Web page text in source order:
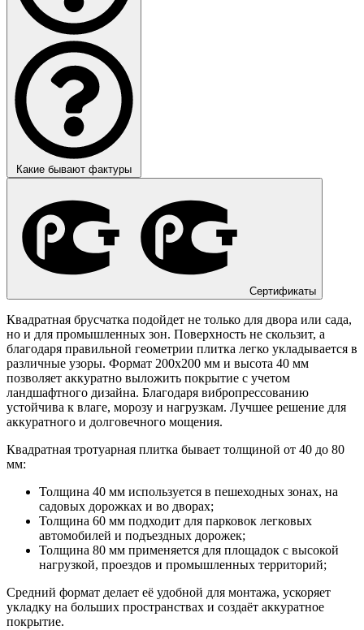
Какие бывают фактуры
Сертификаты
Квадратная брусчатка подойдет не только для двора или сада,
но и для промышленных зон. Поверхность не скользит, а
благодаря правильной геометрии плитка легко укладывается в
различные узоры. Формат 200х200 мм и высота 40 мм
позволяет аккуратно выложить покрытие с учетом
ландшафтного дизайна. Благодаря вибропрессованию
устойчива к влаге, морозу и нагрузкам. Лучшее решение для
аккуратного и долговечного мощения.
Квадратная тротуарная плитка бывает толщиной от 40 до 80
мм:
Толщина 40 мм используется в пешеходных зонах, на
садовых дорожках и во дворах;
Толщина 60 мм подходит для парковок легковых
автомобилей и подъездных дорожек;
Толщина 80 мм применяется для площадок с высокой
нагрузкой, проездов и промышленных территорий;
Средний формат делает её удобной для монтажа, ускоряет
укладку на больших пространствах и создаёт аккуратное
покрытие.